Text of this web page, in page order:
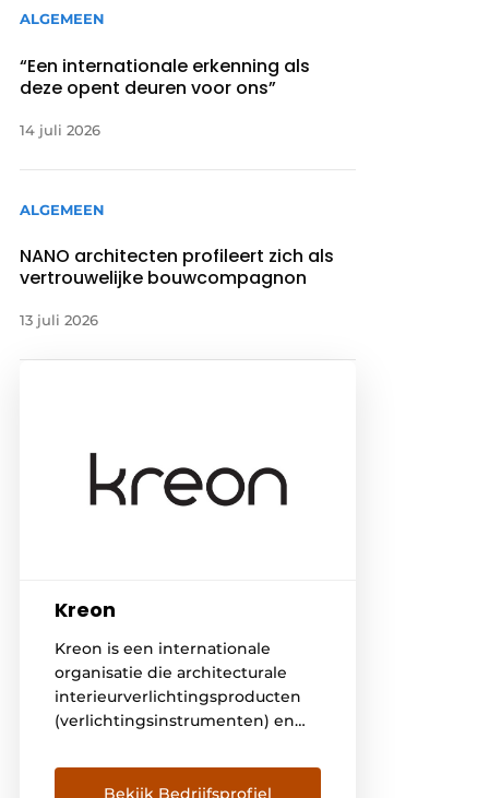
ALGEMEEN
“Een internationale erkenning als
deze opent deuren voor ons”
14 juli 2026
ALGEMEEN
NANO architecten profileert zich als
vertrouwelijke bouwcompagnon
13 juli 2026
Kreon
Kreon is een internationale
organisatie die architecturale
interieurverlichtingsproducten
(verlichtingsinstrumenten) en
plafondsystemen produceert. Ze
creëren contextueel passende
Bekijk Bedrijfsprofiel